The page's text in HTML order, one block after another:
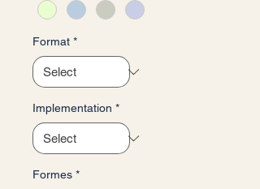
meter
Format *
Implementation *
Formes *